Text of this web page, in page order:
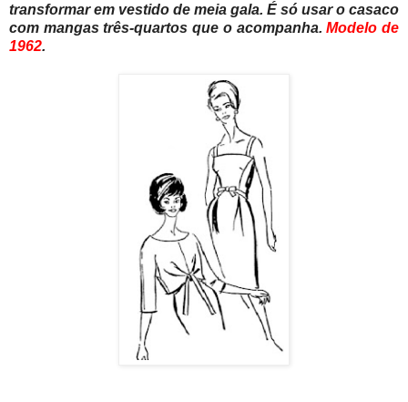
transformar em vestido de meia gala. É só usar o casaco
com mangas três-quartos que o acompanha.Modelo de
1962.